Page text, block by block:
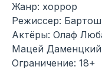
Жанр: хоррор
Режиссер:
Актёры: Олаф
Мацей Даменцкий
Ограничение: 18+